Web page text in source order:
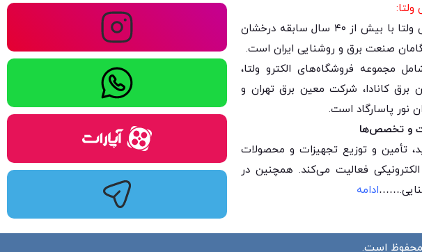
گروه صنعتی ولتا با بیش از ۴۰ سال سابقه درخشان
صنعت برق و روشنایی ایران است.
مجموعه فروشگاه‌های الکترو ولتا،
برق کانادا، شرکت معین برق تهران و
نور پاسارگاد است.
و تخصص‌ها
تأمین و توزیع تجهیزات و محصولات
الکترونیکی فعالیت می‌کند. همچنین در
……ادامه
محفوظ است.